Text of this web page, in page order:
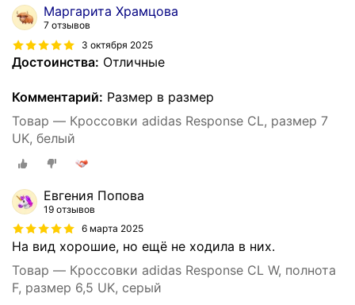
Маргарита Храмцова
7 отзывов
3 октября 2025
Достоинства: Отличные
Комментарий: Размер в размер
Товар — Кроссовки adidas Response CL, размер 7
UK, белый
Евгения Попова
19 отзывов
6 марта 2025
На вид хорошие, но ещё не ходила в них.
Товар — Кроссовки adidas Response CL W, полнота
F, размер 6,5 UK, серый